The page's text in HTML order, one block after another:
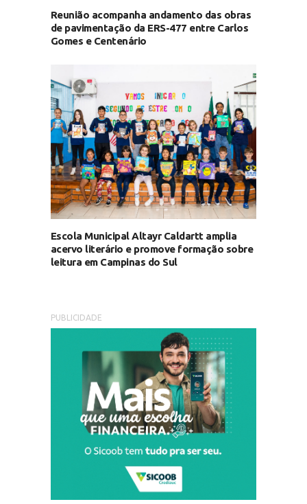
Reunião acompanha andamento das obras
de pavimentação da ERS-477 entre Carlos
Gomes e Centenário
Escola Municipal Altayr Caldartt amplia
acervo literário e promove formação sobre
leitura em Campinas do Sul
PUBLICIDADE